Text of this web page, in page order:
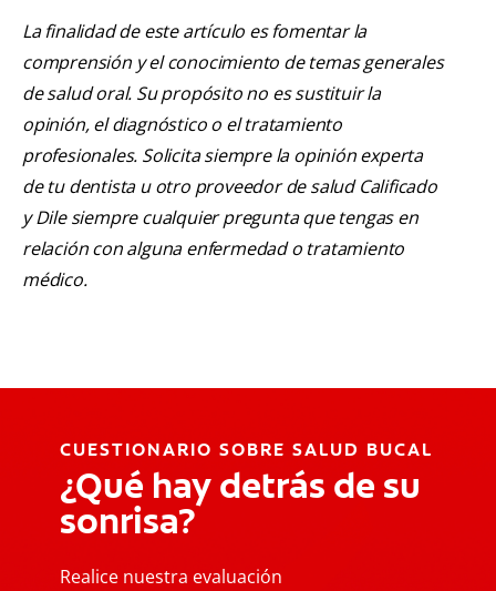
La finalidad de este artículo es fomentar la
comprensión y el conocimiento de temas generales
de salud oral. Su propósito no es sustituir la
opinión, el diagnóstico o el tratamiento
profesionales. Solicita siempre la opinión experta
de tu dentista u otro proveedor de salud Calificado
y Dile siempre cualquier pregunta que tengas en
relación con alguna enfermedad o tratamiento
médico.
CUESTIONARIO SOBRE SALUD BUCAL
¿Qué hay detrás de su
sonrisa?
Realice nuestra evaluación